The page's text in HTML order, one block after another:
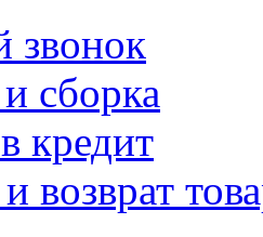
звонок
сборка
кредит
возврат